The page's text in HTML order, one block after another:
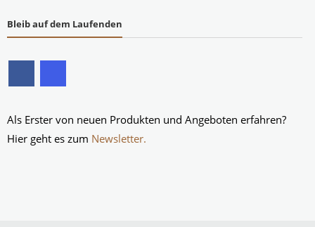
Bleib auf dem Laufenden
Als Erster von neuen Produkten und Angeboten erfahren?
Hier geht es zum Newsletter.